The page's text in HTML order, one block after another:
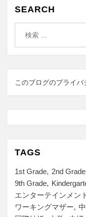
SEARCH
このブログのプライ
TAGS
1st Grade 2nd Grade
9th Grade
エンターテインメン
ワーキングマザー